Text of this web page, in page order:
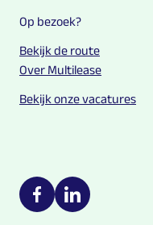
Op bezoek?
Bekijk de route
Over Multilease
Bekijk onze vacatures
Multilease on social media
https://nl-https://